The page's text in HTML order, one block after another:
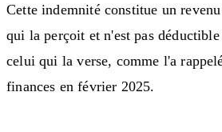
Cette indemnité constitue un
qui la perçoit et n'est pas
celui qui la verse, comme l'a
finances en février 2025.